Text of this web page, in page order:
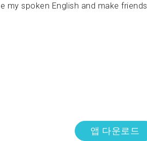
my spoken English and make friends
앱 다운로드